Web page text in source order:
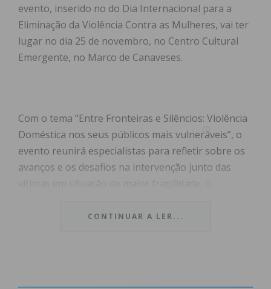
evento, inserido no do Dia Internacional para a
Eliminação da Violência Contra as Mulheres, vai ter
lugar no dia 25 de novembro, no Centro Cultural
Emergente, no Marco de Canaveses.
Com o tema “Entre Fronteiras e Silêncios: Violência
Doméstica nos seus públicos mais vulneráveis”, o
evento reunirá especialistas para refletir sobre os
avanços e os desafios na intervenção junto das
violência doméstica continuar a ser uma grave
CONTINUAR A LER...